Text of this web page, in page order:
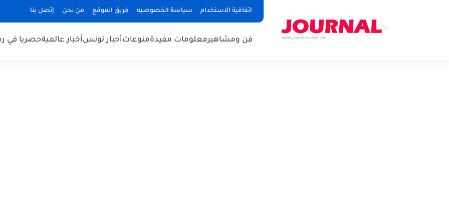
اتفاقية الاستخدام سياسة الخصوصيه فريق الموقع من نحن إتصل بنا
فن ومشاهيرمعلومات مفيدةمنوعاتأخبار تونسأخبار عالميةحصريا في